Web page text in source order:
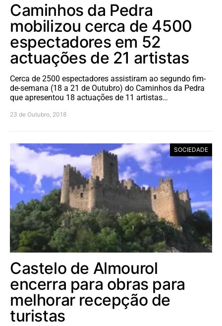
Caminhos da Pedra
mobilizou cerca de 4500
espectadores em 52
actuações de 21 artistas
Cerca de 2500 espectadores assistiram ao segundo fim-
de-semana (18 a 21 de Outubro) do Caminhos da Pedra
que apresentou 18 actuações de 11 artistas…
23 de Outubro, 2018
SOCIEDADE
Castelo de Almourol
encerra para obras para
melhorar recepção de
turistas